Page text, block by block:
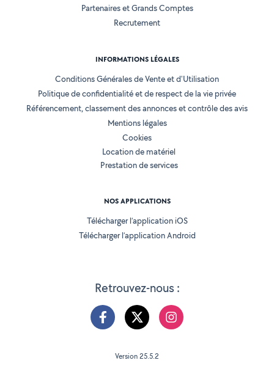
Retrouvez-nous :
Partenaires et Grands Comptes
Recrutement
INFORMATIONS LÉGALES
Conditions Générales de Vente et d'Utilisation
Politique de confidentialité et de respect de la vie privée
Référencement, classement des annonces et contrôle des avis
Mentions légales
Cookies
Location de matériel
Prestation de services
NOS APPLICATIONS
Télécharger l’application iOS
Télécharger l’application Android
Version 25.5.2